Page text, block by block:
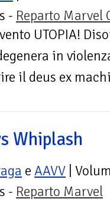
- Reparto Marvel
UTOPIA!
in
il deus ex
Whiplash
e AAVV |
- Reparto Marvel